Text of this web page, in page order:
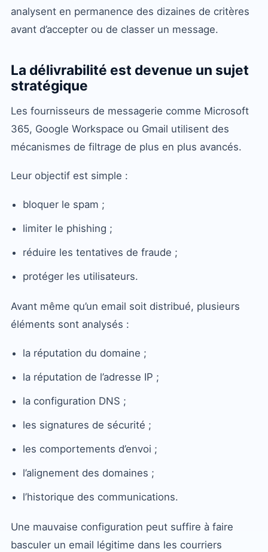
analysent en permanence des dizaines de critères
avant d’accepter ou de classer un message.
La délivrabilité est devenue un sujet
stratégique
Les fournisseurs de messagerie comme Microsoft
365, Google Workspace ou Gmail utilisent des
mécanismes de filtrage de plus en plus avancés.
Leur objectif est simple :
bloquer le spam ;
limiter le phishing ;
réduire les tentatives de fraude ;
protéger les utilisateurs.
Avant même qu’un email soit distribué, plusieurs
éléments sont analysés :
la réputation du domaine ;
la réputation de l’adresse IP ;
la configuration DNS ;
les signatures de sécurité ;
les comportements d’envoi ;
l’alignement des domaines ;
l’historique des communications.
Une mauvaise configuration peut suffire à faire
basculer un email légitime dans les courriers